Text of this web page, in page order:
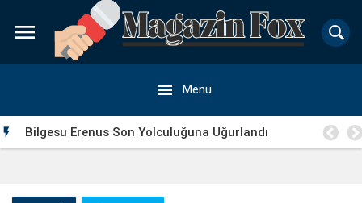

 Menü
 Bilgesu Erenus Son Yolculuğuna Uğurlandı